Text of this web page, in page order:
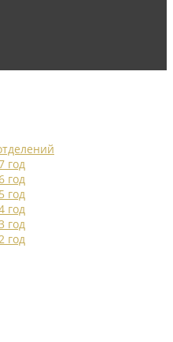
год
год
год
год
год
год